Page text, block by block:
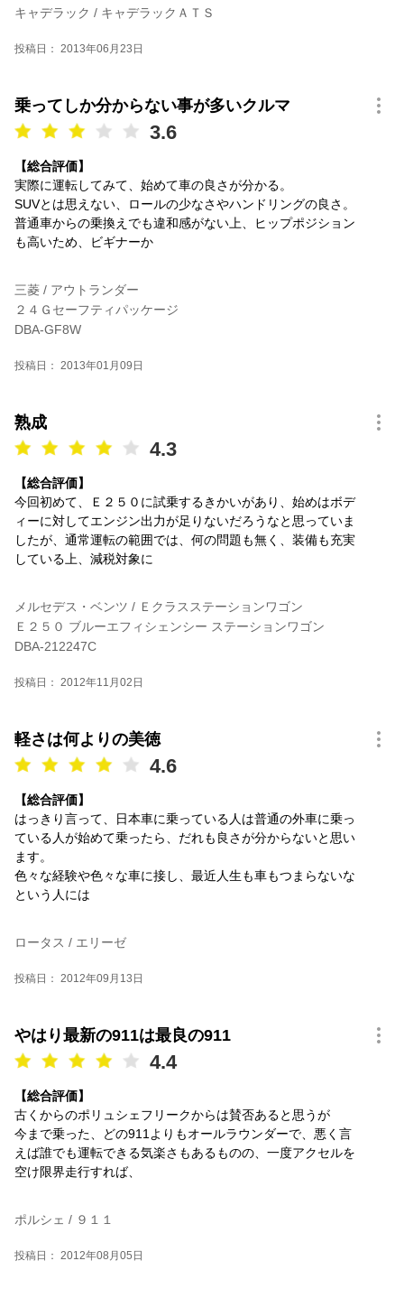
キャデラック / キャデラックＡＴＳ
投稿日： 2013年06月23日
乗ってしか分からない事が多いクルマ
3.6
【総合評価】
実際に運転してみて、始めて車の良さが分かる。
SUVとは思えない、ロールの少なさやハンドリングの良さ。
普通車からの乗換えでも違和感がない上、ヒップポジション
も高いため、ビギナーか
三菱 / アウトランダー
２４Ｇセーフティパッケージ
DBA-GF8W
投稿日： 2013年01月09日
熟成
4.3
【総合評価】
今回初めて、Ｅ２５０に試乗するきかいがあり、始めはボデ
ィーに対してエンジン出力が足りないだろうなと思っていま
したが、通常運転の範囲では、何の問題も無く、装備も充実
している上、減税対象に
メルセデス・ベンツ / Ｅクラスステーションワゴン
Ｅ２５０ ブルーエフィシェンシー ステーションワゴン
DBA-212247C
投稿日： 2012年11月02日
軽さは何よりの美徳
4.6
【総合評価】
はっきり言って、日本車に乗っている人は普通の外車に乗っ
ている人が始めて乗ったら、だれも良さが分からないと思い
ます。
色々な経験や色々な車に接し、最近人生も車もつまらないな
という人には
ロータス / エリーゼ
投稿日： 2012年09月13日
やはり最新の911は最良の911
4.4
【総合評価】
古くからのポリュシェフリークからは賛否あると思うが
今まで乗った、どの911よりもオールラウンダーで、悪く言
えば誰でも運転できる気楽さもあるものの、一度アクセルを
空け限界走行すれば、
ポルシェ / ９１１
投稿日： 2012年08月05日